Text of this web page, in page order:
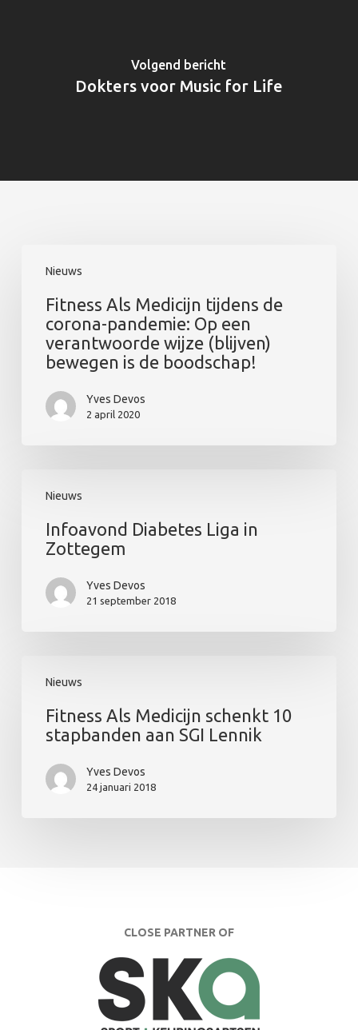
Volgend bericht
Dokters voor Music for Life
Nieuws
tijdens
corona-
pandemie:
boodschap!
Fitness Als Medicijn tijdens de
corona-pandemie: Op een
verantwoorde wijze (blijven)
bewegen is de boodschap!
Yves Devos
2 april 2020
Nieuws
Diabetes
Zottegem
Infoavond Diabetes Liga in
Zottegem
Yves Devos
21 september 2018
Nieuws
schenkt
stapbanden
Fitness Als Medicijn schenkt 10
stapbanden aan SGI Lennik
Yves Devos
24 januari 2018
CLOSE PARTNER OF